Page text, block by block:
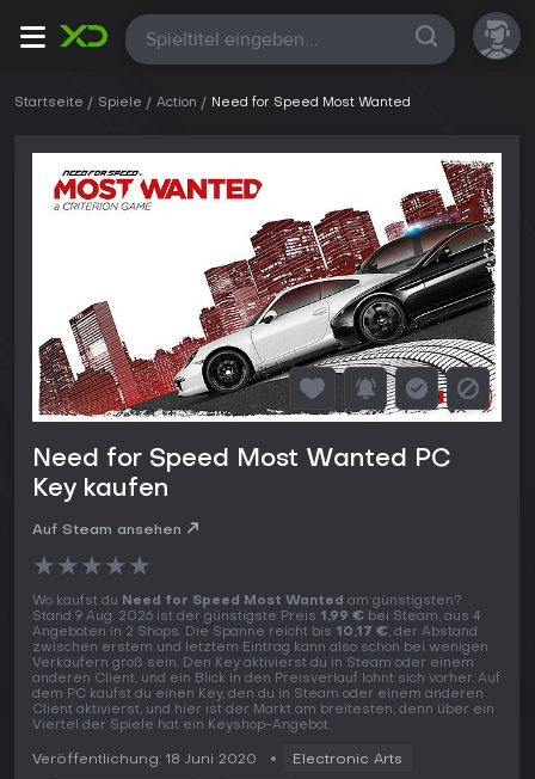
Alle
Startseite Spiele Action Need for Speed Most Wanted
Need for Speed Most Wanted PC
Key kaufen
Auf Steam ansehen
★★★★★
Wo kaufst du Need for Speed Most Wanted am günstigsten?
Stand 9 Aug. 2026 ist der günstigste Preis 1,99 € bei Steam, aus 4
Angeboten in 2 Shops. Die Spanne reicht bis 10,17 €, der Abstand
zwischen erstem und letztem Eintrag kann also schon bei wenigen
Verkäufern groß sein. Den Key aktivierst du in Steam oder einem
anderen Client, und ein Blick in den Preisverlauf lohnt sich vorher. Auf
dem PC kaufst du einen Key, den du in Steam oder einem anderen
Client aktivierst, und hier ist der Markt am breitesten, denn über ein
Viertel der Spiele hat ein Keyshop-Angebot.
Veröffentlichung: 18 Juni 2020 Electronic Arts